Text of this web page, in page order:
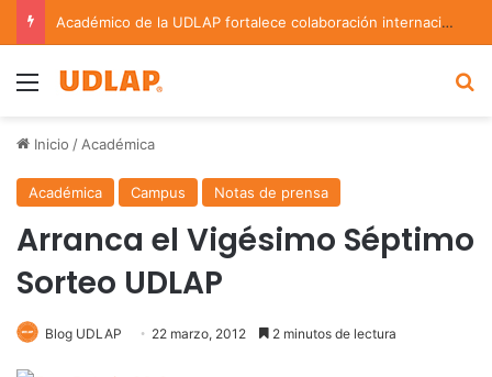
Académico de la UDLAP fortalece colaboración internacional con estancia de investigación en Argentina
Menu
Inicio / Académica
Académica Campus Notas de prensa
Arranca el Vigésimo Séptimo
Sorteo UDLAP
Blog UDLAP 22 marzo, 2012 2 minutos de lectura